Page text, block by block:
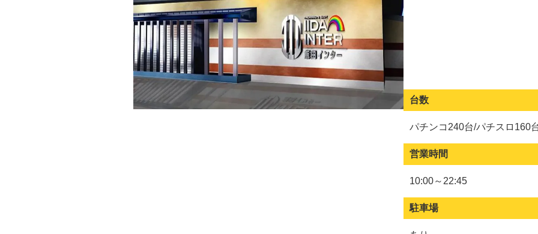
台数
パチンコ240台/パチスロ160
営業時間
10:00～22:45
駐車場